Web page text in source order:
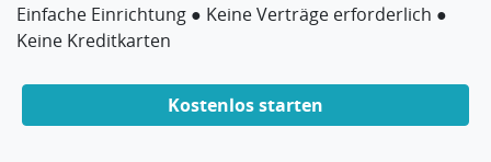
Einfache Einrichtung ● Keine Verträge erforderlich ●
Keine Kreditkarten
Kostenlos starten